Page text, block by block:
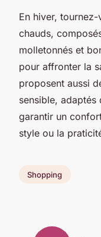
En hiver,
chauds,
molletonnés et
pour affronter la
proposent aussi
sensible,
garantir un
style ou la
Shopping